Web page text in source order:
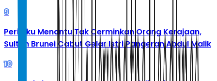
9
Perilaku Menantu Tak Cerminkan Orang Kerajaan,
Sultan Brunei Cabut Gelar Istri Pangeran Abdul Malik
10